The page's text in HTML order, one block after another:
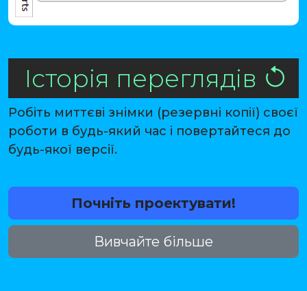
Історія переглядів
Робіть миттєві знімки (резервні копії) своєї
роботи в будь-який час і повертайтеся до
будь-якої версії.
Почніть проектувати!
Вивчайте більше